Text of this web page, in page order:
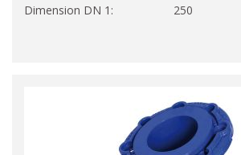
Dimension DN 1:
250